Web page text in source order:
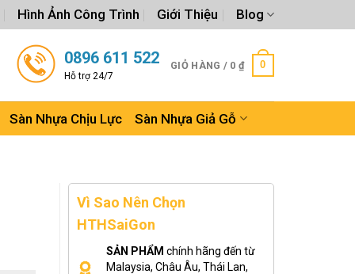
Hình Ảnh Công Trình Giới Thiệu Blog
0896 611 522
Hỗ trợ 24/7
GIỎ HÀNG / 0 ₫ 0
Sàn Nhựa Chịu Lực Sàn Nhựa Giả Gỗ
Vì Sao Nên Chọn
HTHSaiGon
SẢN PHẨM chính hãng đến từ
Malaysia, Châu Âu, Thái Lan,